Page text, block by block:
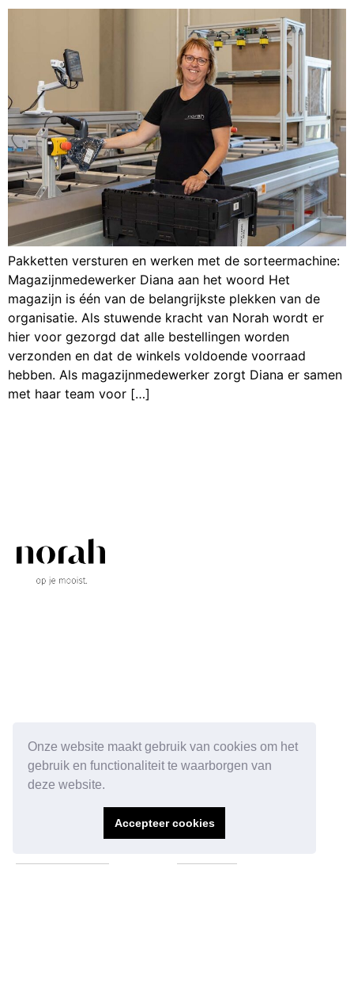
Onze website maakt gebruik van cookies om het
gebruik en functionaliteit te waarborgen van
deze website.
Accepteer cookies
Pakketten versturen en werken met de sorteermachine:
Magazijnmedewerker Diana aan het woord Het
magazijn is één van de belangrijkste plekken van de
organisatie. Als stuwende kracht van Norah wordt er
hier voor gezorgd dat alle bestellingen worden
verzonden en dat de winkels voldoende voorraad
hebben. Als magazijnmedewerker zorgt Diana er samen
met haar team voor […]